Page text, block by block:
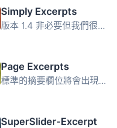
Simply Excerpts
版本 1.4 非必要但我們很感謝捐贈以獲得延伸支援！ 若需要更...
Page Excerpts
標準的摘要欄位將會出現在頁面上，就像在文章上一樣。 此外，...
SuperSlider-Excerpt